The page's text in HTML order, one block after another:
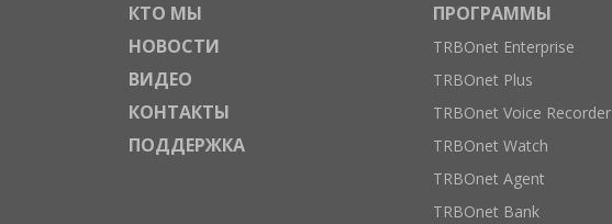
КТО МЫ
НОВОСТИ
ВИДЕО
КОНТАКТЫ
ПОДДЕРЖКА
ПРОГРАММЫ
TRBOnet Enterprise
TRBOnet Plus
TRBOnet Voice Recorder
TRBOnet Watch
TRBOnet Agent
TRBOnet Bank